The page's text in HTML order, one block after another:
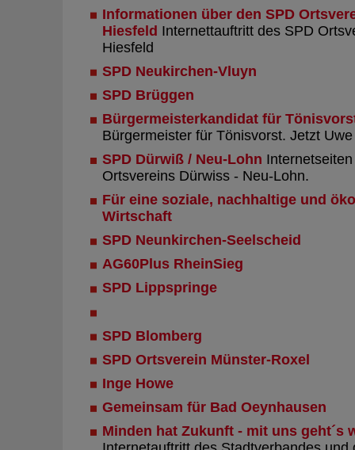
Informationen über den SPD
Hiesfeld Internettauftritt des SPD
Hiesfeld
SPD Neukirchen-Vluyn
SPD Brüggen
Bürgermeisterkandidat für
Bürgermeister für Tönisvorst. Jetzt
SPD Dürwiß / Neu-Lohn
Ortsvereins Dürwiss - Neu-Lohn.
Für eine soziale, nachhaltige und
Wirtschaft
SPD Neunkirchen-Seelscheid
AG60Plus RheinSieg
SPD Lippspringe
SPD Blomberg
SPD Ortsverein Münster-Roxel
Inge Howe
Gemeinsam für Bad Oeynhausen
Minden hat Zukunft - mit uns geht´s